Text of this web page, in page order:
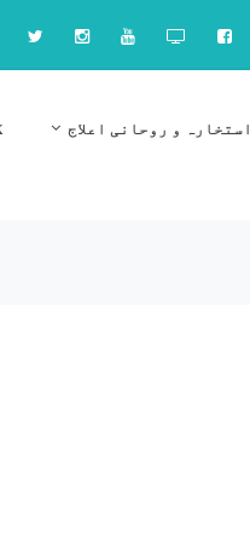
استخارہ و روحانی اعلاج